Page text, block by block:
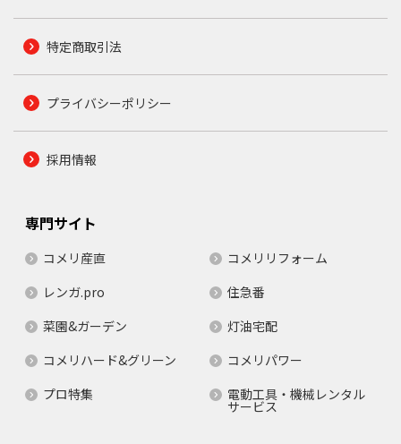
特定商取引法
プライバシーポリシー
採用情報
専門サイト
コメリ産直
コメリリフォーム
レンガ.pro
住急番
菜園&ガーデン
灯油宅配
コメリハード&グリーン
コメリパワー
プロ特集
電動工具・機械レンタル
サービス